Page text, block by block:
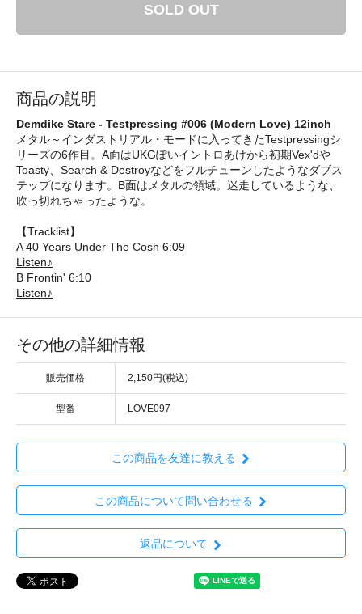
SOLD OUT
商品の説明
Demdike Stare - Testpressing #006 (Modern Love) 12inch
メタル～インダストリアル・モードに入ってきたTestpressingシ
リーズの6作目。A面はUKGぽいイントロあけから初期Vex'dや
Toasty、Search & Destroyなどをフルチューンしたようなダブス
テップになります。B面はメタルの領域。迷走しているような、
吹っ切れちゃったような。
【Tracklist】
A 40 Years Under The Cosh 6:09
Listen♪
B Frontin' 6:10
Listen♪
その他の詳細情報
販売価格 2,150円(税込)
型番 LOVE097
この商品を友達に教える
この商品について問い合わせる
返品について